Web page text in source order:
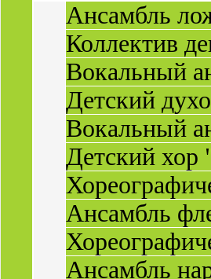
Ансамбль
Коллектив
Вокальный
Детский
Вокальный
Детский
Ансамбль
Ансамбль